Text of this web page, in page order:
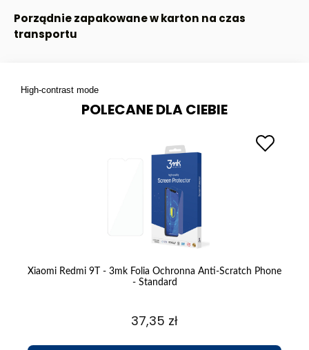
Porządnie zapakowane w karton na czas
transportu
High-contrast mode
POLECANE DLA CIEBIE
Xiaomi Redmi 9T - 3mk Folia Ochronna Anti-Scratch Phone
- Standard
37,35 zł